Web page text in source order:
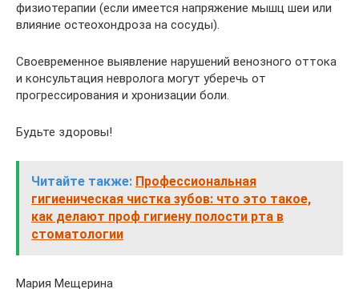
физиотерапии (если имеется напряжение мышц шеи или
влияние остеохондроза на сосуды).
Своевременное выявление нарушений венозного оттока
и консультация невролога могут уберечь от
прогрессирования и хронизации боли.
Будьте здоровы!
Читайте также: Профессиональная
гигиеническая чистка зубов: что это такое,
как делают проф гигиену полости рта в
стоматологии
Мария Мещерина